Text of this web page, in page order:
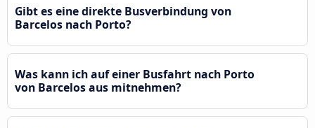
Gibt es eine direkte Busverbindung von
Barcelos nach Porto?
Was kann ich auf einer Busfahrt nach Porto
von Barcelos aus mitnehmen?